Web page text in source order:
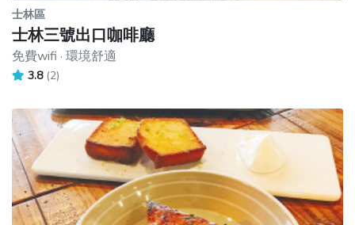
士林區
士林三號出口咖啡廳
免費wifi · 環境舒適
3.8 (2)